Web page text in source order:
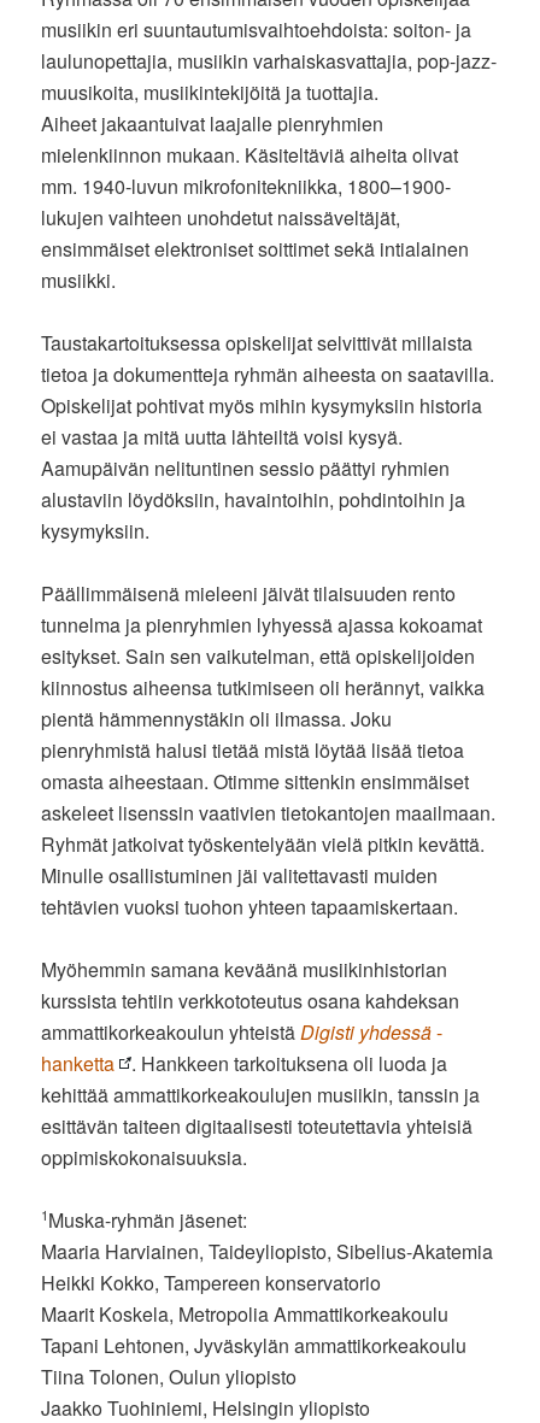
musiikin eri suuntautumisvaihtoehdoista: soiton- ja
laulunopettajia, musiikin varhaiskasvattajia, pop-jazz-
muusikoita, musiikintekijöitä ja tuottajia.
Aiheet jakaantuivat laajalle pienryhmien
mielenkiinnon mukaan. Käsiteltäviä aiheita olivat
mm. 1940-luvun mikrofonitekniikka, 1800–1900-
lukujen vaihteen unohdetut naissäveltäjät,
ensimmäiset elektroniset soittimet sekä intialainen
musiikki.
Taustakartoituksessa opiskelijat selvittivät millaista
tietoa ja dokumentteja ryhmän aiheesta on saatavilla.
Opiskelijat pohtivat myös mihin kysymyksiin historia
ei vastaa ja mitä uutta lähteiltä voisi kysyä.
Aamupäivän nelituntinen sessio päättyi ryhmien
alustaviin löydöksiin, havaintoihin, pohdintoihin ja
kysymyksiin.
Päällimmäisenä mieleeni jäivät tilaisuuden rento
tunnelma ja pienryhmien lyhyessä ajassa kokoamat
esitykset. Sain sen vaikutelman, että opiskelijoiden
kiinnostus aiheensa tutkimiseen oli herännyt, vaikka
pientä hämmennystäkin oli ilmassa. Joku
pienryhmistä halusi tietää mistä löytää lisää tietoa
omasta aiheestaan. Otimme sittenkin ensimmäiset
askeleet lisenssin vaativien tietokantojen maailmaan.
Ryhmät jatkoivat työskentelyään vielä pitkin kevättä.
Minulle osallistuminen jäi valitettavasti muiden
tehtävien vuoksi tuohon yhteen tapaamiskertaan.
Myöhemmin samana keväänä musiikinhistorian
kurssista tehtiin verkkototeutus osana kahdeksan
ammattikorkeakoulun yhteistäDigisti yhdessä-
hanketta
. Hankkeen tarkoituksena oli luoda ja
kehittää ammattikorkeakoulujen musiikin, tanssin ja
esittävän taiteen digitaalisesti toteutettavia yhteisiä
oppimiskokonaisuuksia.
1Muska-ryhmän jäsenet:
Maaria Harviainen, Taideyliopisto, Sibelius-Akatemia
Heikki Kokko, Tampereen konservatorio
Maarit Koskela, Metropolia Ammattikorkeakoulu
Tapani Lehtonen, Jyväskylän ammattikorkeakoulu
Tiina Tolonen, Oulun yliopisto
Jaakko Tuohiniemi, Helsingin yliopisto